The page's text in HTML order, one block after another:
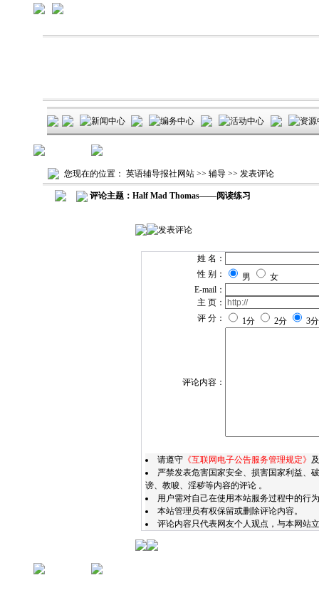
您现在的位置： 英语辅导报社网站>> 辅导>> 发表评论
评论主题：Half Mad Thomas——阅读练习
姓 名：
性 别：
男
女
E-mail：
主 页：
评 分：
1分 2分 3
评论内容：
请遵守 《互联网电子公告服务管理规定》
严禁发表危害国家安全、损害国家利益、
谤、教唆、淫秽等内容的评论 。
用户需对自己在使用本站服务过程中的行
本站管理员有权保留或删除评论内容。
评论内容只代表网友个人观点，与本网站